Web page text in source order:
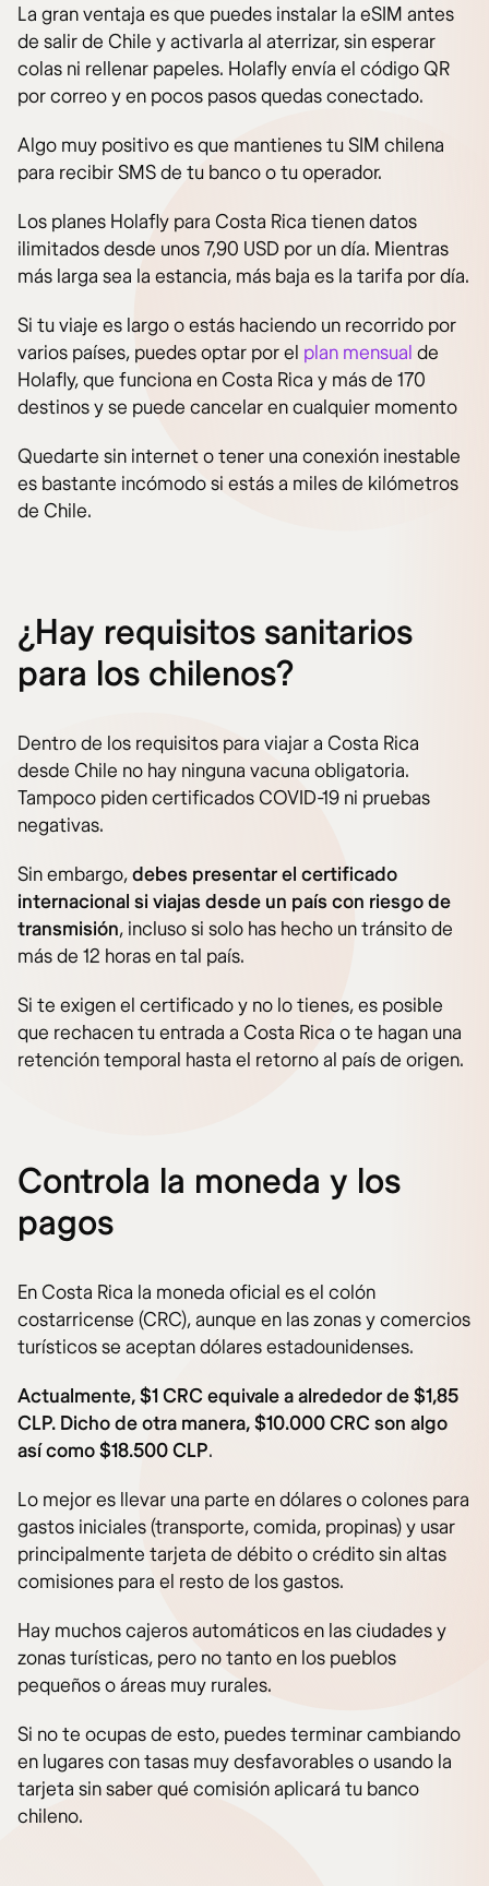
La gran ventaja es que puedes instalar la eSIM antes
de salir de Chile y activarla al aterrizar, sin esperar
colas ni rellenar papeles. Holafly envía el código QR
por correo y en pocos pasos quedas conectado.
Algo muy positivo es que mantienes tu SIM chilena
para recibir SMS de tu banco o tu operador.
Los planes Holafly para Costa Rica tienen datos
ilimitados desde unos 7,90 USD por un día. Mientras
más larga sea la estancia, más baja es la tarifa por día.
Si tu viaje es largo o estás haciendo un recorrido por
varios países, puedes optar por el plan mensual de
Holafly, que funciona en Costa Rica y más de 170
destinos y se puede cancelar en cualquier momento
Quedarte sin internet o tener una conexión inestable
es bastante incómodo si estás a miles de kilómetros
de Chile.
¿Hay requisitos sanitarios
para los chilenos?
Dentro de los requisitos para viajar a Costa Rica
desde Chile no hay ninguna vacuna obligatoria.
Tampoco piden certificados COVID-19 ni pruebas
negativas.
Sin embargo,debes presentar el certificado
internacional si viajas desde un país con riesgo de
transmisión, incluso si solo has hecho un tránsito de
más de 12 horas en tal país.
Si te exigen el certificado y no lo tienes, es posible
que rechacen tu entrada a Costa Rica o te hagan una
retención temporal hasta el retorno al país de origen.
Controla la moneda y los
pagos
En Costa Rica la moneda oficial es el colón
costarricense (CRC), aunque en las zonas y comercios
turísticos se aceptan dólares estadounidenses.
Actualmente, $1 CRC equivale a alrededor de $1,85
CLP. Dicho de otra manera, $10.000 CRC son algo
así como $18.500 CLP.
Lo mejor es llevar una parte en dólares o colones para
gastos iniciales (transporte, comida, propinas) y usar
principalmente tarjeta de débito o crédito sin altas
comisiones para el resto de los gastos.
Hay muchos cajeros automáticos en las ciudades y
zonas turísticas, pero no tanto en los pueblos
pequeños o áreas muy rurales.
Si no te ocupas de esto, puedes terminar cambiando
en lugares con tasas muy desfavorables o usando la
tarjeta sin saber qué comisión aplicará tu banco
chileno.